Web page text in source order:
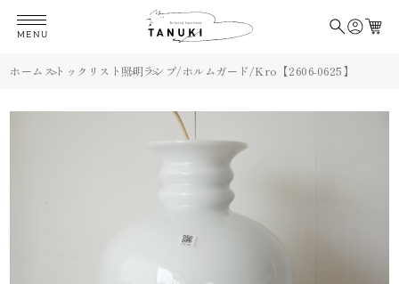
MENU
ホーム ストックリスト 照明ランプ/ホルムガード/Kro【2606-0625】